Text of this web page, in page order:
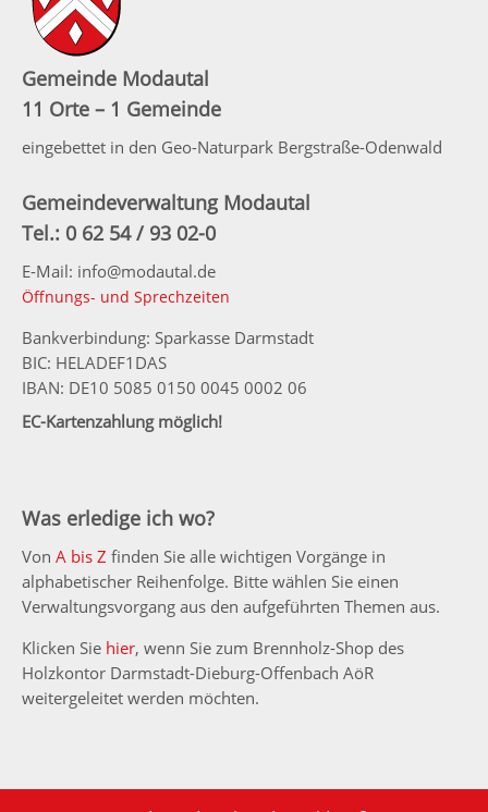
Gemeinde Modautal
11 Orte – 1 Gemeinde
eingebettet in den Geo-Naturpark Bergstraße-Odenwald
Gemeindeverwaltung Modautal
Tel.: 0 62 54 / 93 02-0
E-Mail: info@modautal.de
Öffnungs- und Sprechzeiten
Bankverbindung: Sparkasse Darmstadt
BIC: HELADEF1DAS
IBAN: DE10 5085 0150 0045 0002 06
EC-Kartenzahlung möglich!
Was erledige ich wo?
Von A bis Z finden Sie alle wichtigen Vorgänge in
alphabetischer Reihenfolge. Bitte wählen Sie einen
Verwaltungsvorgang aus den aufgeführten Themen aus.
Klicken Sie hier, wenn Sie zum Brennholz-Shop des
Holzkontor Darmstadt-Dieburg-Offenbach AöR
weitergeleitet werden möchten.